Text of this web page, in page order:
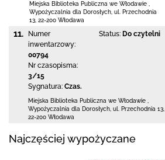
Miejska Biblioteka Publiczna we Włodawie
Wypożyczalnia dla Dorosłych, ul. Przechodnia
13 22-200 Włodawa
11.
Numer
inwentarzowy:
00794
Nr czasopisma:
3/15
Sygnatura: Czas.
Status: Do czytelni
Miejska Biblioteka Publiczna we Włodawie
Wypożyczalnia dla Dorosłych, ul. Przechodnia 13
22-200 Włodawa
Najczęściej wypożyczane